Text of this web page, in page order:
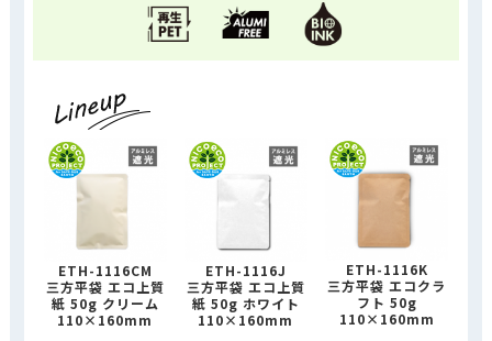
ETH-1116CM
三方平袋 エコ上質
紙 50g クリーム
110×160mm
ETH-1116J
三方平袋 エコ上質
紙 50g ホワイト
110×160mm
ETH-1116K
三方平袋 エコクラ
フト 50g
110×160mm